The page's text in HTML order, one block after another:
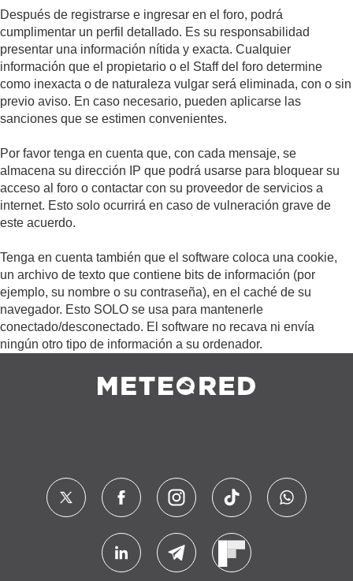
Después de registrarse e ingresar en el foro, podrá
cumplimentar un perfil detallado. Es su responsabilidad
presentar una información nítida y exacta. Cualquier
información que el propietario o el Staff del foro determine
como inexacta o de naturaleza vulgar será eliminada, con o sin
previo aviso. En caso necesario, pueden aplicarse las
sanciones que se estimen convenientes.
Por favor tenga en cuenta que, con cada mensaje, se
almacena su dirección IP que podrá usarse para bloquear su
acceso al foro o contactar con su proveedor de servicios a
internet. Esto solo ocurrirá en caso de vulneración grave de
este acuerdo.
Tenga en cuenta también que el software coloca una cookie,
un archivo de texto que contiene bits de información (por
ejemplo, su nombre o su contraseña), en el caché de su
navegador. Esto SOLO se usa para mantenerle
conectado/desconectado. El software no recava ni envía
ningún otro tipo de información a su ordenador.